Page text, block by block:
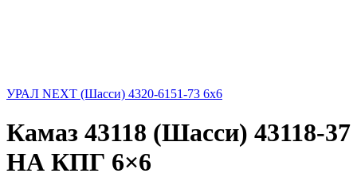
УРАЛ NEXT (Шасси) 4320-6151-73 6x6
Камаз 43118 (Шасси) 43118-37
НА КПГ 6×6